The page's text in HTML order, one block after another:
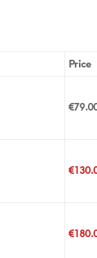
Price
€
€
€